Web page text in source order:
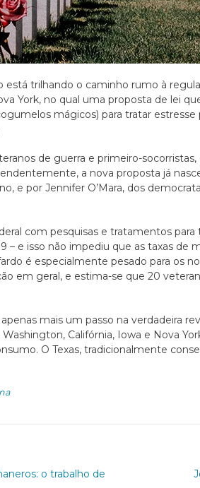
trilhando o caminho rumo à
York, no qual uma proposta de lei
mágicos) para tratar
de guerra e primeiro-
a nova proposta já
e por Jennifer O’Mara, dos
com pesquisas e tratamentos
– e isso não impediu que as taxas
é especialmente pesado para os
em geral, e estima-se que 20
mais um passo na verdadeira
Califórnia, Iowa e Nova
O Texas, tradicionalmente
o trabalho de